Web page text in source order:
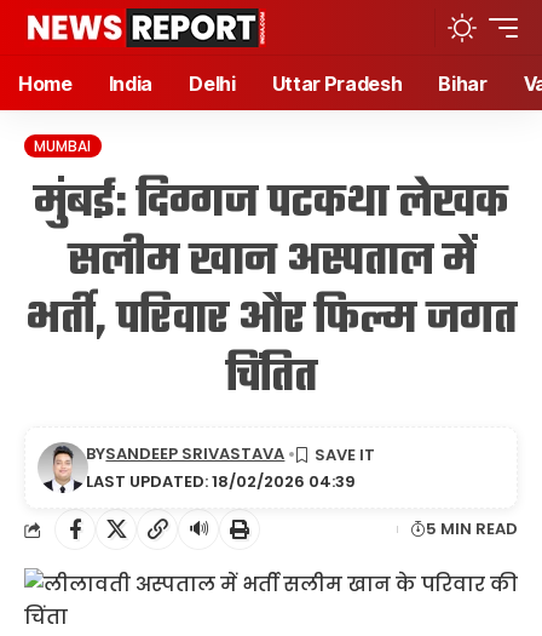
Home India Delhi Uttar Pradesh Bihar
MUMBAI
मुंबई: दिग्गज पटकथा लेखक
सलीम खान अस्पताल में
भर्ती, परिवार और फिल्म जगत
चिंतित
LAST UPDATED: 18/02/2026 04:39
BYSANDEEP SRIVASTAVA
🔊 5 MIN READ